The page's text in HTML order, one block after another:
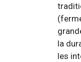
la
les